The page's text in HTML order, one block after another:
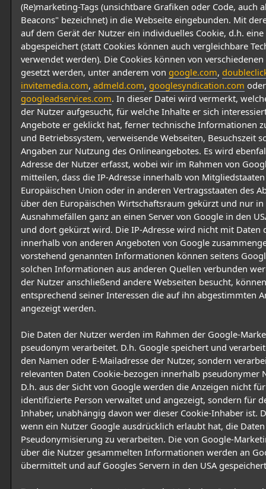
(Re)marketing-Tags (unsichtbare Grafiken oder Code, auch
Beacons" bezeichnet) in die Webseite eingebunden. Mit
auf dem Gerät der Nutzer ein individuelles Cookie, d.h.
abgespeichert (statt Cookies können auch vergleichbare
verwendet werden). Die Cookies können von
gesetzt werden, unter anderem von google.com,
invitemedia.com, admeld.com, googlesyndication.com oder
googleadservices.com. In dieser Datei wird vermerkt,
der Nutzer aufgesucht, für welche Inhalte er sich
Angebote er geklickt hat, ferner technische Informationen
und Betriebssystem, verweisende Webseiten, Besuchszeit
Angaben zur Nutzung des Onlineangebotes. Es wird
Adresse der Nutzer erfasst, wobei wir im Rahmen von
mitteilen, dass die IP-Adresse innerhalb von
Europäischen Union oder in anderen Vertragsstaaten des
über den Europäischen Wirtschaftsraum gekürzt und nur in
Ausnahmefällen ganz an einen Server von Google in den
und dort gekürzt wird. Die IP-Adresse wird nicht mit Daten
innerhalb von anderen Angeboten von Google
vorstehend genannten Informationen können seitens
solchen Informationen aus anderen Quellen verbunden
der Nutzer anschließend andere Webseiten besucht,
entsprechend seiner Interessen die auf ihn abgestimmten
angezeigt werden.
Die Daten der Nutzer werden im Rahmen der Google-
pseudonym verarbeitet. D.h. Google speichert und
den Namen oder E-Mailadresse der Nutzer, sondern
relevanten Daten Cookie-bezogen innerhalb pseudonymer
D.h. aus der Sicht von Google werden die Anzeigen nicht
identifizierte Person verwaltet und angezeigt, sondern für
Inhaber, unabhängig davon wer dieser Cookie-Inhaber ist.
wenn ein Nutzer Google ausdrücklich erlaubt hat, die
Pseudonymisierung zu verarbeiten. Die von Google-
über die Nutzer gesammelten Informationen werden an
übermittelt und auf Googles Servern in den USA